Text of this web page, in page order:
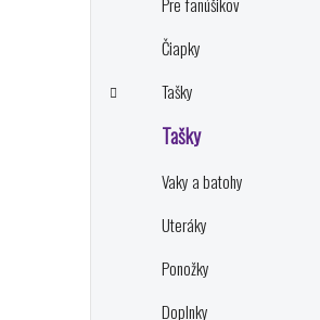
Pre fanúšikov
Čiapky
Tašky
Tašky
Vaky a batohy
Uteráky
Ponožky
Doplnky